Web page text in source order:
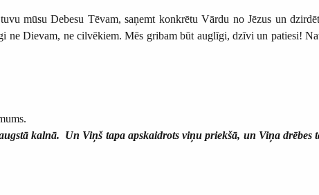
mūsu Debesu Tēvam, saņemt konkrētu Vārdu no Jēzus un
Dievam, ne cilvēkiem. Mēs gribam būt auglīgi, dzīvi un patiesi!
kalnā. Un Viņš tapa apskaidrots viņu priekšā, un Viņa drēbes